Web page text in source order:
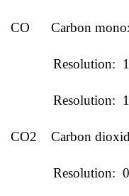
CO Carbon
Resolution: 1
Resolution: 1
CO2 Carbon
Resolution: